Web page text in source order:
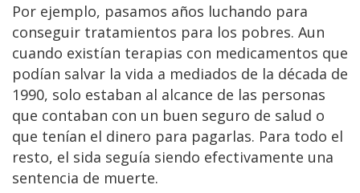
Por ejemplo, pasamos años luchando para
conseguir tratamientos para los pobres. Aun
cuando existían terapias con medicamentos que
podían salvar la vida a mediados de la década de
1990, solo estaban al alcance de las personas
que contaban con un buen seguro de salud o
que tenían el dinero para pagarlas. Para todo el
resto, el sida seguía siendo efectivamente una
sentencia de muerte.